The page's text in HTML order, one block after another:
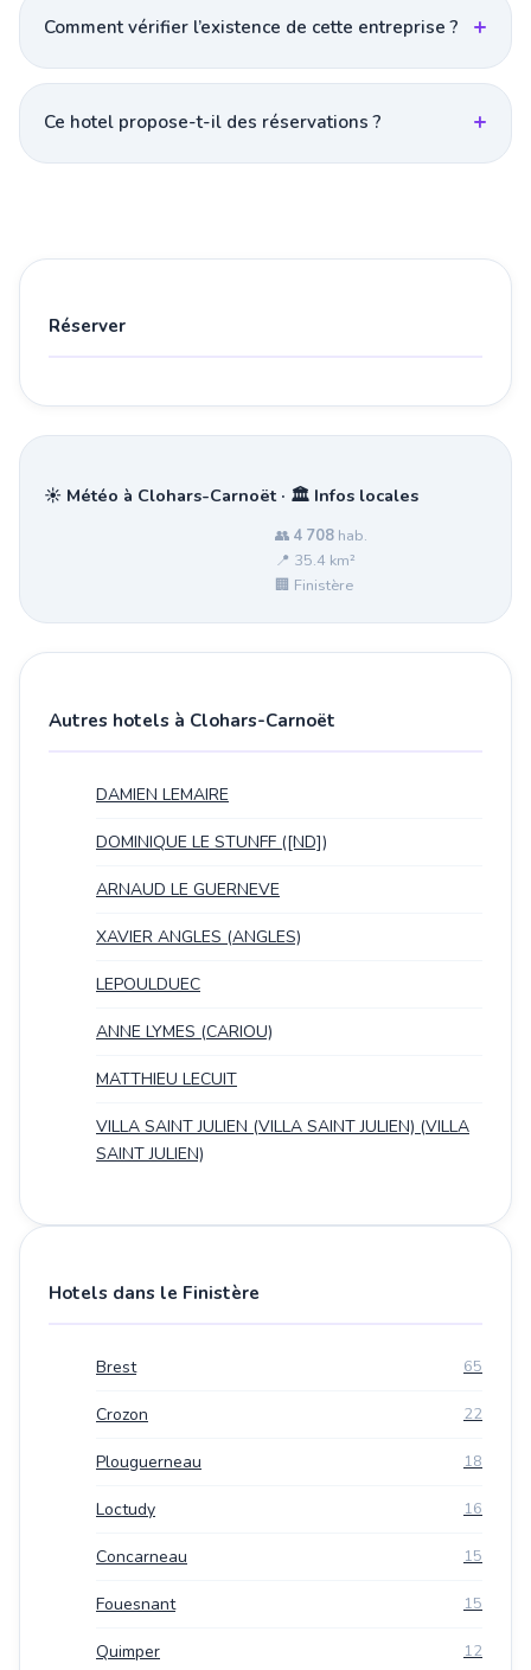
Comment vérifier l’existence de cette entreprise ?
Ce hotel propose-t-il des réservations ?
Réserver
☀️ Météo à Clohars-Carnoët · 🏛️ Infos locales
👥 4 708 hab.
📍 35.4 km²
🏢 Finistère
Autres hotels à Clohars-Carnoët
DAMIEN LEMAIRE
DOMINIQUE LE STUNFF ([ND])
ARNAUD LE GUERNEVE
XAVIER ANGLES (ANGLES)
LEPOULDUEC
ANNE LYMES (CARIOU)
MATTHIEU LECUIT
VILLA SAINT JULIEN (VILLA SAINT JULIEN) (VILLA
SAINT JULIEN)
Hotels dans le Finistère
Brest 65
Crozon 22
Plouguerneau 18
Loctudy 16
Concarneau 15
Fouesnant 15
Quimper 12